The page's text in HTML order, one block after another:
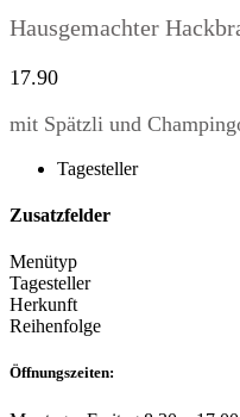
Hausgemachter
17.90
mit Spätzli und
Tagesteller
Zusatzfelder
Menütyp
Tagesteller
Herkunft
Reihenfolge
Öffnungszeiten: